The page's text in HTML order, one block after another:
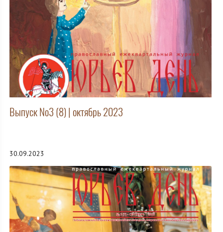
Выпуск №3 (8) | октябрь 2023
30.09.2023